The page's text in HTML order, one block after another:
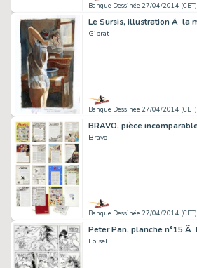
Banque Dessinée 27/04/2014 (CET)
Gibrat
Banque Dessinée 27/04/2014 (CET)
Bravo
Banque Dessinée 27/04/2014 (CET)
Loisel